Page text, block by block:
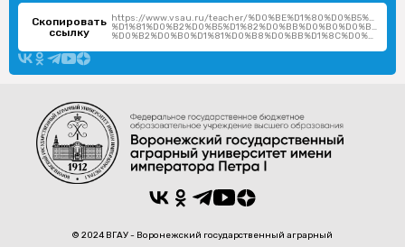
Скопировать
ссылку
https://www.vsau.ru/teacher/
%D0%B2%D0%B0%D1%81%D0%B8%D0%BB%D1%8C%D0%B5%D0%B2%D0%BD%D0%B0/
© 2024 ВГАУ - Воронежский государственный аграрный